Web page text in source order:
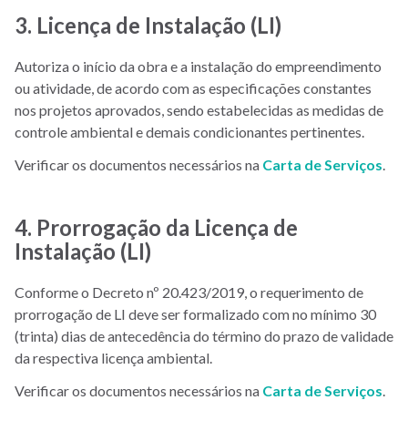
3. Licença de Instalação (LI)
Autoriza o início da obra e a instalação do empreendimento
ou atividade, de acordo com as especificações constantes
nos projetos aprovados, sendo estabelecidas as medidas de
controle ambiental e demais condicionantes pertinentes.
Verificar os documentos necessários na Carta de Serviços.
4. Prorrogação da Licença de
Instalação (LI)
Conforme o Decreto nº 20.423/2019, o requerimento de
prorrogação de LI deve ser formalizado com no mínimo 30
(trinta) dias de antecedência do término do prazo de validade
da respectiva licença ambiental.
Verificar os documentos necessários na Carta de Serviços.